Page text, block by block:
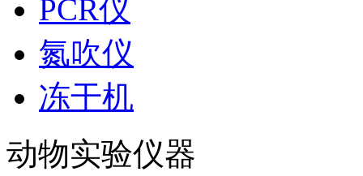
PCR仪
氮吹仪
冻干机
动物实验仪器